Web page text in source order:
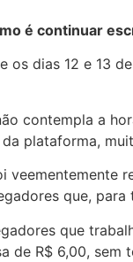
é continuar
os dias 12 e 13
contempla a
plataforma,
veementemente
que,
que
de R$ 6,00,